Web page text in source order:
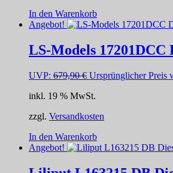
In den Warenkorb
Angebot!
LS-Models
UVP: 679,90€ Ursprünglicher Preis
inkl. 19 % MwSt.
zzgl. Versandkosten
In den Warenkorb
Angebot!